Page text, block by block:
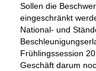
Sollen die
eingeschränkt
National- und
Frühlingssession
Geschäft darum